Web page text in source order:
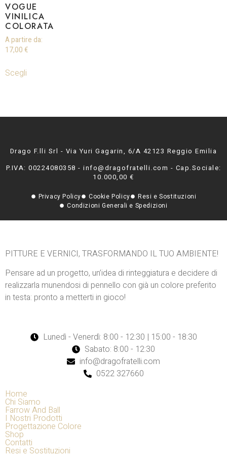
VOGUE
VINILICA
COLORATA
A partire da:
17,00 €
Scegli
Drago F.lli Srl - Via Yuri Gagarin, 6/A 42123 Reggio Emilia
P.IVA: 00224080358 - info@dragofratelli.com - Cap.Sociale:
10.000,00 €
Privacy Policy Cookie Policy
Resi e Sostituzioni
Condizioni Generali e Spedizioni
PITTURE E VERNICI, TRASFORMANDO IL TUO AMBIENTE!
Pensare ad un progetto, un’idea di rinteggiatura e decidere di
realizzarla munendosi di pennello con già un colore preferito
in testa: pronto a metterti in gioco!
Lunedì - Venerdì: 8:00 - 12:30 | 15:00 - 18:30
Sabato: 8:00 - 12:30
info@dragofratelli.com
0522 327660
Home
Chi Siamo
Farrow And Ball
I Nostri Prodotti
Progettazione Colore
Shop
Contatti
Resi e Sostituzioni